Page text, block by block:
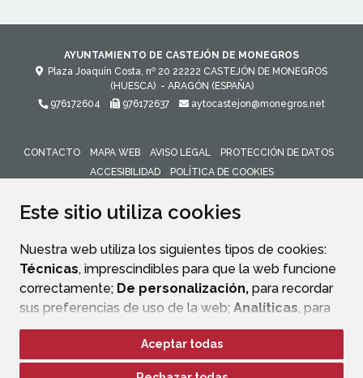
Este sitio utiliza cookies
Nuestra web utiliza los siguientes tipos de cookies:
Técnicas, imprescindibles para que la web funcione
correctamente; De personalización, para recordar
sus preferencias de uso de la web; Analíticas, para
mejorar el funcionamiento de la web y sus servicios.
Si acepta pulsando el botón“Aceptar todas”
Aceptar todas
AYUNTAMIENTO DE CASTEJÓN DE MONEGROS
Plaza Joaquín Costa, nº 20 22222 CASTEJÓN DE MONEGROS
(HUESCA) - ARAGÓN (ESPAÑA)
976172604
976172637 aytocastejon@monegros.net
CONTACTO MAPA WEB AVISO LEGAL
PROTECCIÓN DE DATOS
ACCESIBILIDAD
POLÍTICA DE COOKIES